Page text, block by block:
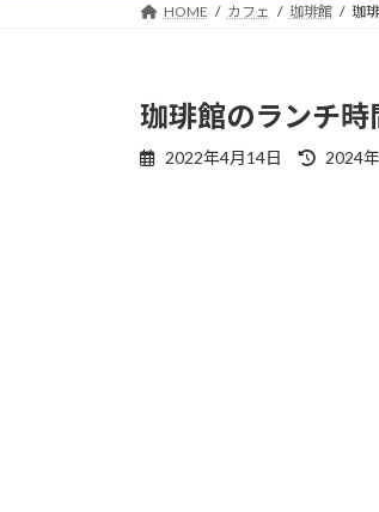
HOME カフェ 珈琲館 珈
珈琲館のランチ時
2022年4月14日
最
2024